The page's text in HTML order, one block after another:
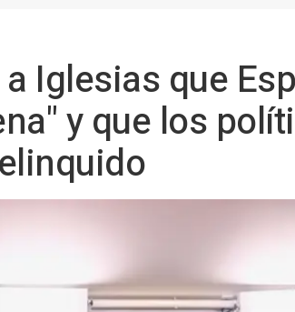
Iglesias que
y que los